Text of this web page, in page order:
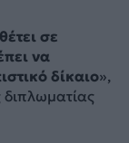
σε
να
δίκαιο»,